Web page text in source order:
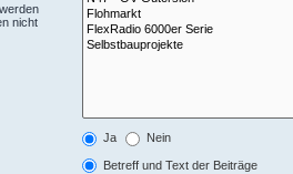
nicht
Ja Nein
Betreff und Text der Beiträge